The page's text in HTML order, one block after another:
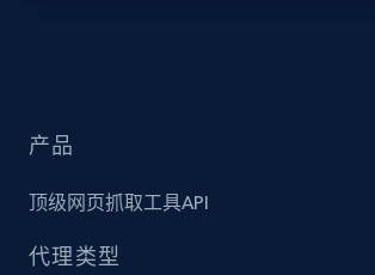
Youtube - Videos posts - Collect
产品
顶级网页抓取工具API
代理类型